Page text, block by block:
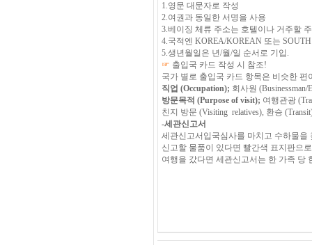
1.영문 대문자로 작성
2.여권과 동일한 서명을 사용
3.베이징 체류 주소는 호텔이나 거주할
4.국적엔 KOREA/KOREAN 또는
5.생년월일은 년/월/일 순서로 기입 .
☞ 출입국 카드 작성 시 참조!
국가 별로 출입국 카드 항목은 비슷한 편
직업 (Occupation); 회사원 (Businessman/
방문목적 (Purpose of visit); 여행관광
친지 방문 (Visiting relatives), 환승
-세관신고서
세관신고서입국심사를 마치고 수하물
신고할 물품이 있다면 빨간색 표지판으
여행을 갔다면 세관신고서는 한 가족 당